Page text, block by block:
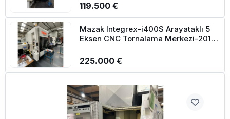
119.500 €
Mazak Integrex-i400S Arayataklı 5
Eksen CNC Tornalama Merkezi-2018
225.000 €